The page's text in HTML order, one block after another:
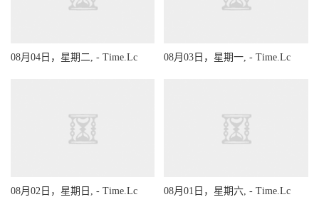
08月04日，星期二, - Time.Lc 08月03日，星期一, - Time.Lc
08月02日，星期日, - Time.Lc 08月01日，星期六, - Time.Lc